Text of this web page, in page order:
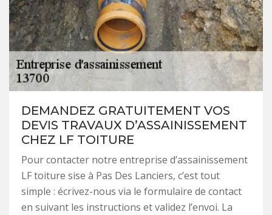
DEMANDEZ GRATUITEMENT VOS
DEVIS TRAVAUX D’ASSAINISSEMENT
CHEZ LF TOITURE
Pour contacter notre entreprise d’assainissement
LF toiture sise à Pas Des Lanciers, c’est tout
simple : écrivez-nous via le formulaire de contact
en suivant les instructions et validez l’envoi. La